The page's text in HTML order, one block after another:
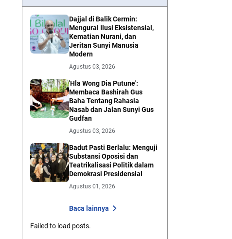
Dajjal di Balik Cermin:
Mengurai Ilusi Eksistensial,
Kematian Nurani, dan
Jeritan Sunyi Manusia
Modern
Agustus 03, 2026
'Hla Wong Dia Putune':
Membaca Bashirah Gus
Baha Tentang Rahasia
Nasab dan Jalan Sunyi Gus
Gudfan
Agustus 03, 2026
Badut Pasti Berlalu: Menguji
Substansi Oposisi dan
Teatrikalisasi Politik dalam
Demokrasi Presidensial
Agustus 01, 2026
Baca lainnya
Failed to load posts.